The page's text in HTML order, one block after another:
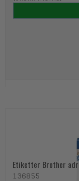
Etiketter Brother
136855